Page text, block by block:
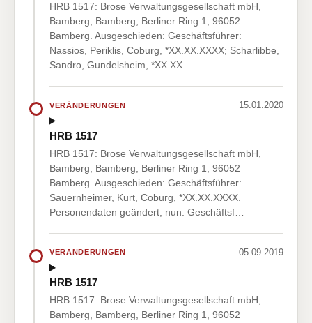
HRB 1517: Brose Verwaltungsgesellschaft mbH,
Bamberg, Bamberg, Berliner Ring 1, 96052
Bamberg. Ausgeschieden: Geschäftsführer:
Nassios, Periklis, Coburg, *XX.XX.XXXX; Scharlibbe,
Sandro, Gundelsheim, *XX.XX.…
VERÄNDERUNGEN 15.01.2020
HRB 1517
HRB 1517: Brose Verwaltungsgesellschaft mbH,
Bamberg, Bamberg, Berliner Ring 1, 96052
Bamberg. Ausgeschieden: Geschäftsführer:
Sauernheimer, Kurt, Coburg, *XX.XX.XXXX.
Personendaten geändert, nun: Geschäftsf…
VERÄNDERUNGEN 05.09.2019
HRB 1517
HRB 1517: Brose Verwaltungsgesellschaft mbH,
Bamberg, Bamberg, Berliner Ring 1, 96052